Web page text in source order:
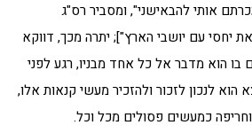
אותי להבאישני", ומסביר רס"ג
יחסי עם יושבי הארץ"]; יתרה מכך, דווקא
בו הוא מדבר אל כל אחד מבניו, רגע לפני
לנכון לזכור ולהזכיר מעשי קנאות אלו,
כמעשים פסולים מכל וכל.